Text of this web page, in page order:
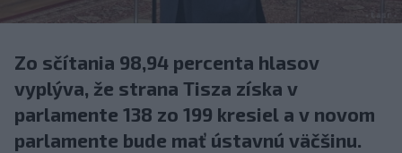
Zo sčítania 98,94 percenta hlasov
vyplýva, že strana Tisza získa v
parlamente 138 zo 199 kresiel a v novom
parlamente bude mať ústavnú väčšinu.